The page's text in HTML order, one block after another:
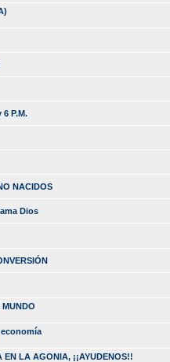
6 P.M.
NACIDOS
Dios
LA AGONIA, ¡¡AYUDENOS!!